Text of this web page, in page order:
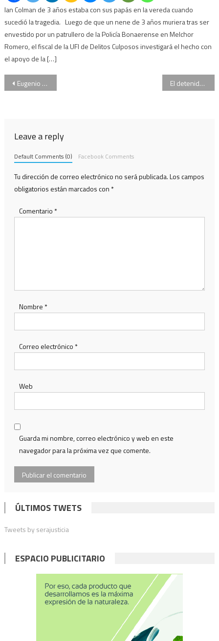
Ian Colman de 3 años estaba con sus papás en la vereda cuando
sucedió la tragedia. Luego de que un nene de 3 años muriera tras ser
envestido por un patrullero de la Policía Bonaerense en Melchor
Romero, el fiscal de la UFI de Delitos Culposos investigará el hecho con
el apoyo de la […]
Navegación
Eugenio Zaffaroni: “yo quisiera que este gobierno se fuera lo antes posible” El detenido por el caso de Abril Sosa sostuvo que “no me acuerdo de nada”
Leave a reply
Default Comments (0) Facebook Comments
Tu dirección de correo electrónico no será publicada.Los campos
obligatorios están marcados con *
Comentario *
Nombre *
Correo electrónico *
Web
Guarda mi nombre, correo electrónico y web en este
navegador para la próxima vez que comente.
ÚLTIMOS TWETS
Tweets by serajusticia
ESPACIO PUBLICITARIO